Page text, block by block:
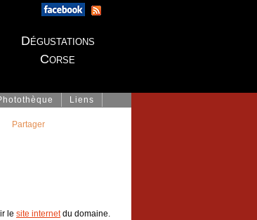
Dégustations
Corse
Liens
le site internetdu domaine.
Partager